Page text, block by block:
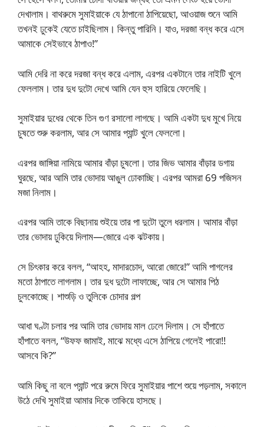
দেখালাম। বাথরুমে সুমাইয়াকে যে ঠাপানো ঠাপিয়েছো, আওয়াজ শুনে আমি
তখনই ঢুকেই যেতে চাইছিলাম। কিন্তু পারিনি। যাও, দরজা বন্ধ করে এসে
আমাকে সেইভাবে ঠাপাও!”
আমি দেরি না করে দরজা বন্ধ করে এলাম, এরপর একটানে তার নাইটি খুলে
ফেললাম। তার দুধ দুটো দেখে আমি যেন হুস হারিয়ে ফেলেছি।
সুমাইয়ার দুধের থেকে তিন গুণ রসালো লাগছে। আমি একটা দুধ মুখে নিয়ে
চুষতে শুরু করলাম, আর সে আমার প্যান্ট খুলে ফেললো।
এরপর জাঙ্গিয়া নামিয়ে আমার বাঁড়া চুষলো। তার জিভ আমার বাঁড়ার ডগায়
ঘুরছে, আর আমি তার ভোদায় আঙুল ঢোকাচ্ছি। এরপর আমরা 69 পজিসন
মজা নিলাম।
এরপর আমি তাকে বিছানায় শুইয়ে তার পা দুটো তুলে ধরলাম। আমার বাঁড়া
তার ভোদায় ঢুকিয়ে দিলাম—জোরে এক ঝটকায়।
সে চিৎকার করে বলল, “আহহ, মাদারচোদ, আরো জোরে!” আমি পাগলের
মতো ঠাপাতে লাগলাম। তার দুধ দুটো লাফাচ্ছে, আর সে আমার পিঠ
চুলকোচ্ছে। শাশুড়ি ও তুলিকে চোদার গল্প
আধা ঘণ্টা চলার পর আমি তার ভোদায় মাল ঢেলে দিলাম। সে হাঁপাতে
হাঁপাতে বলল, “উফফ জামাই, মাঝে মধ্যে এসে ঠাপিয়ে গেলেই পারো!!
আসবে কি?”
আমি কিছু না বলে প্যান্ট পরে রুমে ফিরে সুমাইয়ার পাশে শুয়ে পড়লাম, সকালে
উঠে দেখি সুমাইয়া আমার দিকে তাকিয়ে হাসছে।